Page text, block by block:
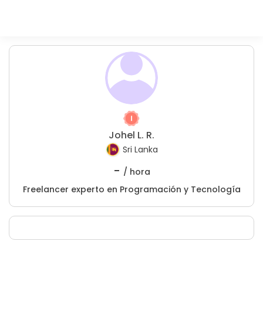
Johel L. R.
Sri Lanka
- / hora
Freelancer experto en Programación y Tecnología